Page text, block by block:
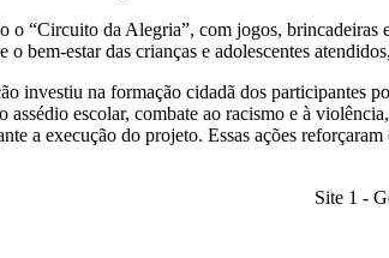
o “Circuito da Alegria”, com jogos,
bem-estar das crianças e adolescentes
investiu na formação cidadã dos participantes
assédio escolar, combate ao racismo e à
a execução do projeto. Essas ações